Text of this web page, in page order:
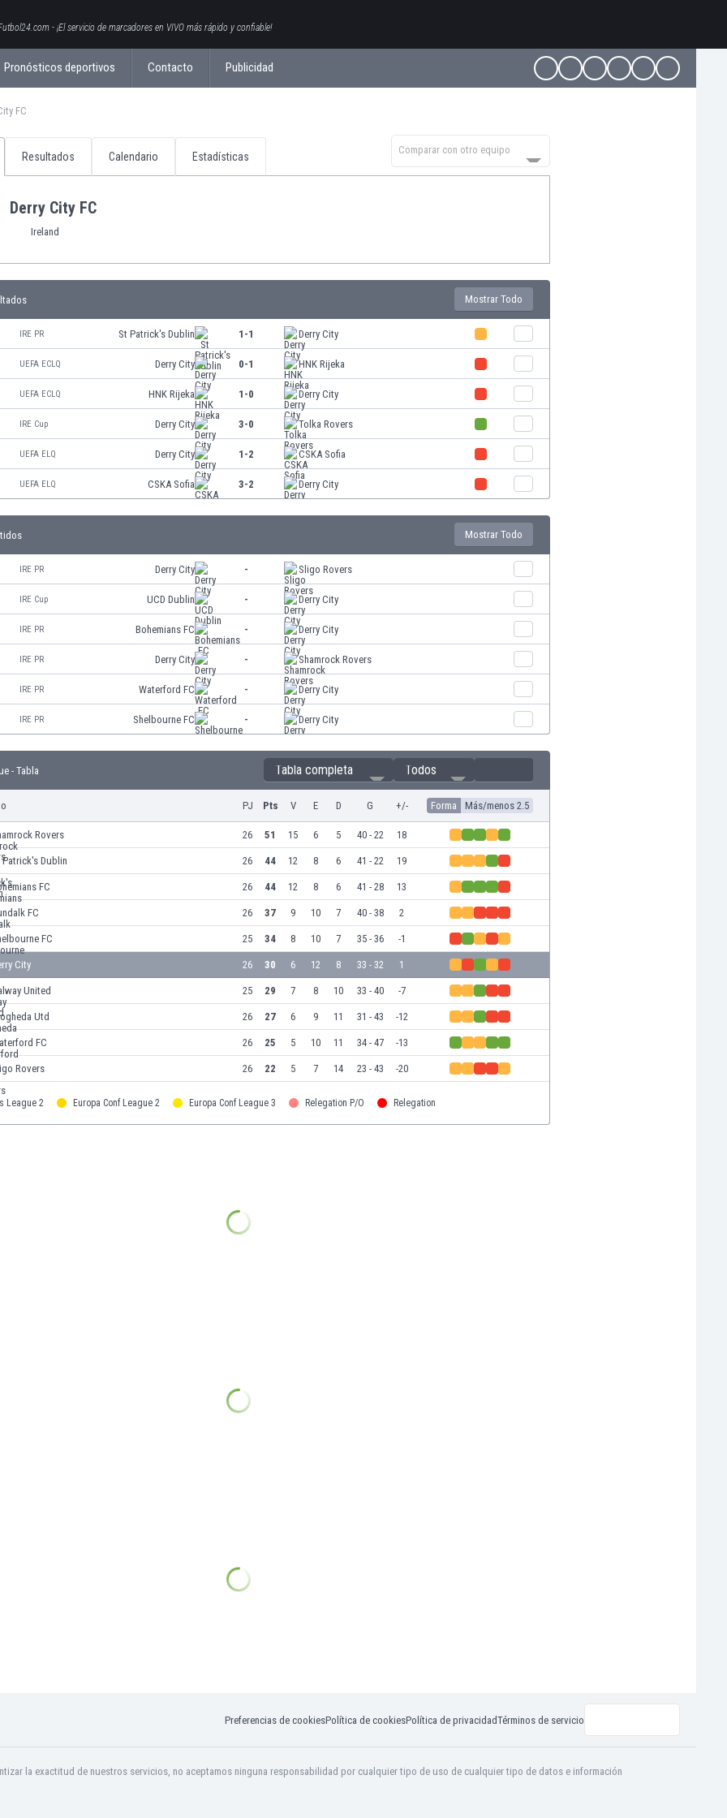
- ¡El servicio de marcadores en VIVO más rápido y confiable!
Pronósticos deportivos Contacto Publicidad
FC
Resultados Calendario Estadísticas
Comparar con otro equipo
Derry City FC
Ireland
Mostrar Todo
IRE PR St Patrick's Dublin 1-1 Derry City
UEFA ECLQ Derry City 0-1 HNK Rijeka
UEFA ECLQ HNK Rijeka 1-0 Derry City
IRE Cup Derry City 3-0 Tolka Rovers
UEFA ELQ Derry City 1-2 CSKA Sofia
UEFA ELQ CSKA Sofia 3-2 Derry City
Mostrar Todo
IRE PR Derry City - Sligo Rovers
IRE Cup UCD Dublin - Derry City
IRE PR Bohemians FC - Derry City
IRE PR Derry City - Shamrock Rovers
IRE PR Waterford FC - Derry City
IRE PR Shelbourne FC - Derry City
- Tabla Tabla completa Todos
PJ Pts V E D G +/- Forma Más/menos 2.5
Rovers 26 51 15 6 5 40 - 22 18
Patrick's Dublin 26 44 12 8 6 41 - 22 19
FC 26 44 12 8 6 41 - 28 13
FC 26 37 9 10 7 40 - 38 2
FC 25 34 8 10 7 35 - 36 -1
City 26 30 6 12 8 33 - 32 1
United 25 29 7 8 10 33 - 40 -7
Utd 26 27 6 9 11 31 - 43 -12
FC 26 25 5 10 11 34 - 47 -13
Rovers 26 22 5 7 14 23 - 43 -20
League 2 Europa Conf League 2 Europa Conf League 3 Relegation P/O Relegation
Preferencias de cookiesPolítica de cookiesPolítica de privacidadTérminos de servicio
la exactitud de nuestros servicios, no aceptamos ninguna responsabilidad por cualquier tipo de uso de cualquier tipo de datos e información